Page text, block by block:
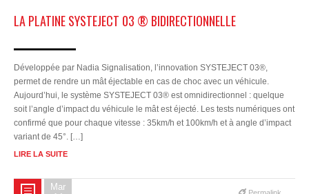
LA PLATINE SYSTEJECT 03 ® BIDIRECTIONNELLE
Développée par Nadia Signalisation, l’innovation SYSTEJECT 03®,
permet de rendre un mât éjectable en cas de choc avec un véhicule.
Aujourd’hui, le système SYSTEJECT 03® est omnidirectionnel : quelque
soit l’angle d’impact du véhicule le mât est éjecté. Les tests numériques ont
confirmé que pour chaque vitesse : 35km/h et 100km/h et à angle d’impact
variant de 45°. […]
LIRE LA SUITE
Mar